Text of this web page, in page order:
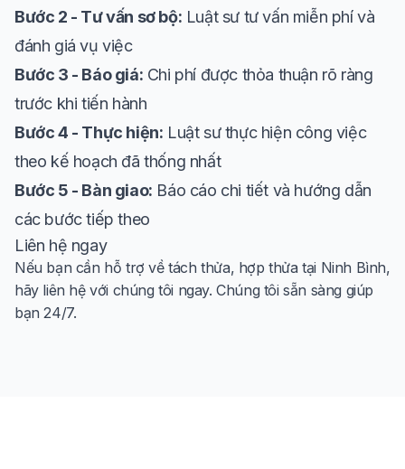
Bước 2 - Tư vấn sơ bộ: Luật sư tư vấn miễn phí và
đánh giá vụ việc
Bước 3 - Báo giá: Chi phí được thỏa thuận rõ ràng
trước khi tiến hành
Bước 4 - Thực hiện: Luật sư thực hiện công việc
theo kế hoạch đã thống nhất
Bước 5 - Bàn giao: Báo cáo chi tiết và hướng dẫn
các bước tiếp theo
Liên hệ ngay
Nếu bạn cần hỗ trợ về tách thửa, hợp thửa tại Ninh Bình,
hãy liên hệ với chúng tôi ngay. Chúng tôi sẵn sàng giúp
bạn 24/7.